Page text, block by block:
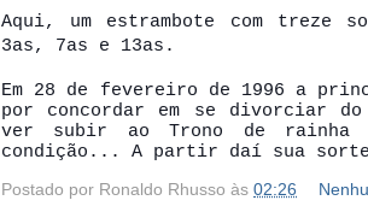
Aqui, um estrambote com treze
3as, 7as e 13as.
Em 28 de fevereiro de 1996 a
por concordar em se divorciar
ver subir ao Trono de rainha
condição... A partir daí sua
Postado por Ronaldo Rhusso às 02:26